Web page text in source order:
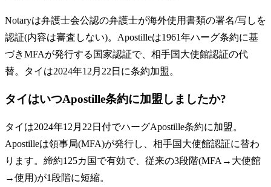
Notaryは弁護士会公認の弁護士が海外使用書類の署名/写しを
認証(内容は審査しない)。Apostilleは1961年ハーグ条約に基
づきMFAが発行する国家認証で、相手国大使館認証の代
替。タイは2024年12月22日に条約加盟。
タイはいつApostille条約に加盟しましたか?
タイは2024年12月22日付でハーグApostille条約に加盟。
Apostilleは領事局(MFA)が発行し、相手国大使館認証に替わ
ります。締約125カ国で有効で、従来の3段階(MFA→大使館
→使用)が1段階に短縮。